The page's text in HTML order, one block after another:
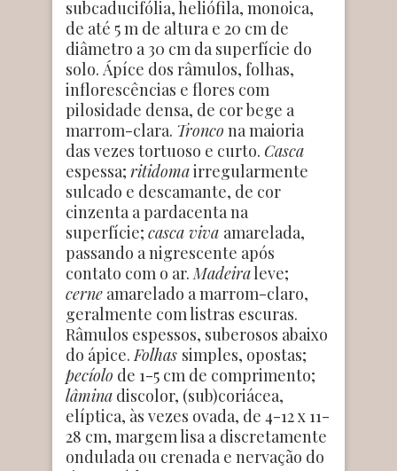
subcaducifólia, heliófila, monoica,
de até 5 m de altura e 20 cm de
diâmetro a 30 cm da superfície do
solo. Ápíce dos râmulos, folhas,
inflorescências e flores com
pilosidade densa, de cor bege a
marrom-clara. Tronco na maioria
das vezes tortuoso e curto. Casca
espessa; ritidomairregularmente
sulcado e descamante, de cor
cinzenta a pardacenta na
superfície; casca viva amarelada,
passando a nigrescente após
contato com o ar. Madeiraleve;
cerne amarelado a marrom-claro,
geralmente com listras escuras.
Râmulos espessos, suberosos abaixo
do ápice. Folhas simples, opostas;
pecíolo de 1-5 cm de comprimento;
lâmina discolor, (sub)coriácea,
elíptica, às vezes ovada, de 4-12 x 11-
28 cm, margem lisa a discretamente
ondulada ou crenada e nervação do